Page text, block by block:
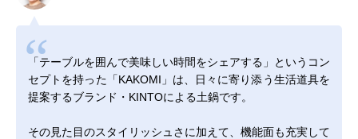
「テーブルを囲んで美味しい時間をシェアする」というコン
セプトを持った「KAKOMI」は、日々に寄り添う生活道具を
提案するブランド・KINTOによる土鍋です。
その見た目のスタイリッシュさに加えて、機能面も充実して